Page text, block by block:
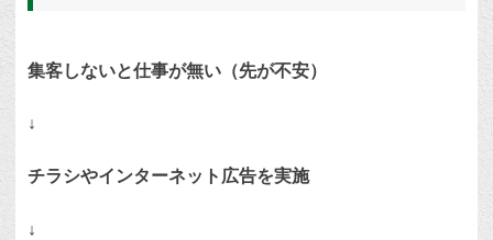
集客しないと仕事が無い（先が不安）
↓
チラシやインターネット広告を実施
↓